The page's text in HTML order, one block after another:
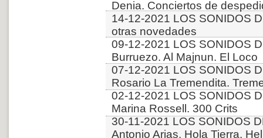
Denia. Conciertos de
14-12-2021 LOS SONIDOS
otras novedades
09-12-2021 LOS SONIDOS
Burruezo. Al Majnun. El Loco
07-12-2021 LOS SONIDOS
Rosario La Tremendita.
02-12-2021 LOS SONIDOS
Marina Rossell. 300 Crits
30-11-2021 LOS SONIDOS
Antonio Arias. Hola Tierra.